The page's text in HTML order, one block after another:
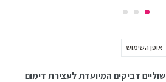
אופן השימוש
דביקים המיועדת לעצירת דימום